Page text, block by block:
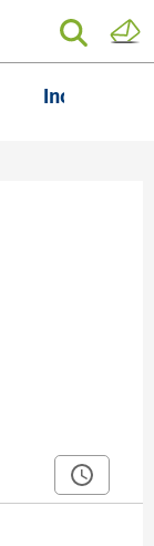
Inchieste